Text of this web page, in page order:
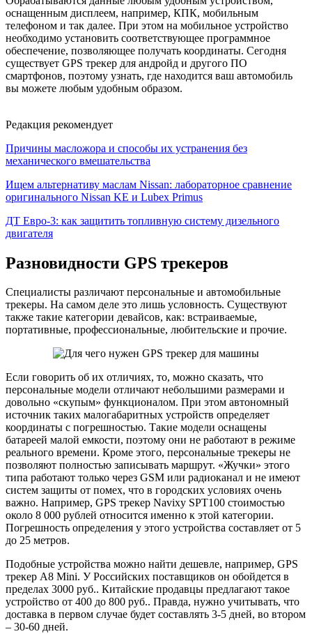
оснащенным дисплеем, например, КПК, мобильным
телефоном и так далее. При этом на мобильное устройство
необходимо установить соответствующее программное
обеспечение, позволяющее получать координаты. Сегодня
существует GPS трекер для андройд и другого ПО
смартфонов, поэтому узнать, где находится ваш автомобиль
вы можете любым удобным образом.
Редакция рекомендует
Причины масложора и способы их устранения без
механического вмешательства
Ищем альтернативу маслам Nissan: лабораторное сравнение
оригинального Nissan KE и Lubex Primus
ДТ Евро-3: как защитить топливную систему дизельного
двигателя
Разновидности GPS трекеров
Специалисты различают персональные и автомобильные
трекеры. На самом деле это лишь условность. Существуют
также такие категории девайсов, как: встраиваемые,
портативные, профессиональные, любительские и прочие.
Если говорить об их отличиях, то, можно сказать, что
персональные модели отличают небольшими размерами и
довольно «скупым» функционалом. При этом автономный
источник таких малогабаритных устройств определяет
координаты с погрешностью. Такие модели оснащены
батареей малой емкости, поэтому они не работают в режиме
реального времени. Кроме этого, персональные трекеры не
позволяют полностью записывать маршрут. «Жучки» этого
типа работают только через GSM или радиоканал и не имеют
систем защиты от помех, что в городских условиях очень
важно. Например, GPS трекер Navixy SPT100 стоимостью
около 8 000 рублей относится именно к этой категории.
Погрешность определения у этого устройства составляет от 5
до 25 метров.
Подобные устройства можно найти дешевле, например, GPS
трекер A8 Mini. У Российских поставщиков он обойдется в
пределах 3000 руб.. Китайские продавцы предлагают такое
устройство от 400 до 800 руб.. Правда, нужно учитывать, что
доставка в первом случае будет составлять 3-5 дней, во втором
– 30-60 дней.